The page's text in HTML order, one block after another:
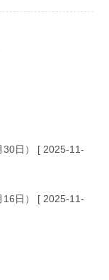
日）
[ 2025-11-
日）
[ 2025-11-